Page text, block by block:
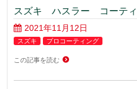
スズキ ハスラー コーテ
2021年11月12日
スズキ プロコーティング
この記事を読む